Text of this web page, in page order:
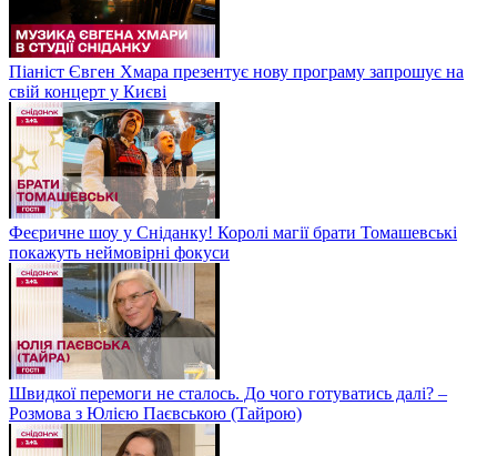
Піаніст Євген Хмара презентує нову програму запрошує на
свій концерт у Києві
Феєричне шоу у Сніданку! Королі магії брати Томашевські
покажуть неймовірні фокуси
Швидкої перемоги не сталось. До чого готуватись далі? –
Розмова з Юлією Паєвською (Тайрою)